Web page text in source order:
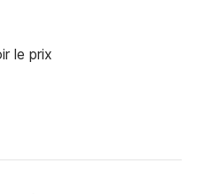
€ à payer au depart
le prix